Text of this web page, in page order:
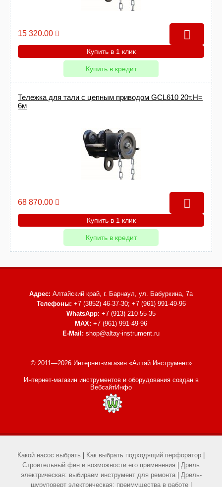
15 320.00
Купить в 1 клик
Купить в кредит
Тележка для тали с цепным приводом GCL610 20т.Н=
6м
68 870.00
Купить в 1 клик
Купить в кредит
Адрес: Алтайский край, г. Барнаул, ул. Бабуркина, 7а
Телефоны: +7 (3852) 46-37-30; +7 (961) 991-49-96
WhatsApp: +7 (913) 210-55-35
MAX: +7 (961) 991-49-96
E-Mail: shop@altay-instrument.ru
© 2011—2026 Интернет-магазин «Алтай Инструмент»
Интернет-магазин инструментов и оборудованиясоздан в
ВебсайтИнфо
Какой насос выбрать Как выбрать подходящий перфоратор
Строительный фен и возможности его применения
Дрель
электрическая: выбираем инструмент для ремонта| Дрель-
шуруповерт электрическая: преимущества в работе|